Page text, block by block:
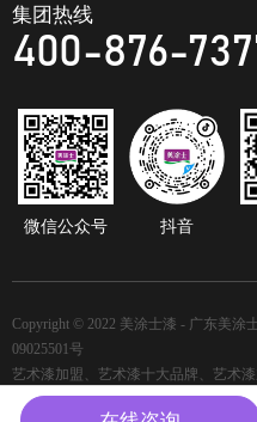
集团热线
400-876-
微信公众号 抖音
Copyright © 2022 美涂士漆 - 广东美涂
09025501号
艺术漆加盟、艺术漆十大品牌、艺术
加盟、装修漆、乳胶漆、木器漆招